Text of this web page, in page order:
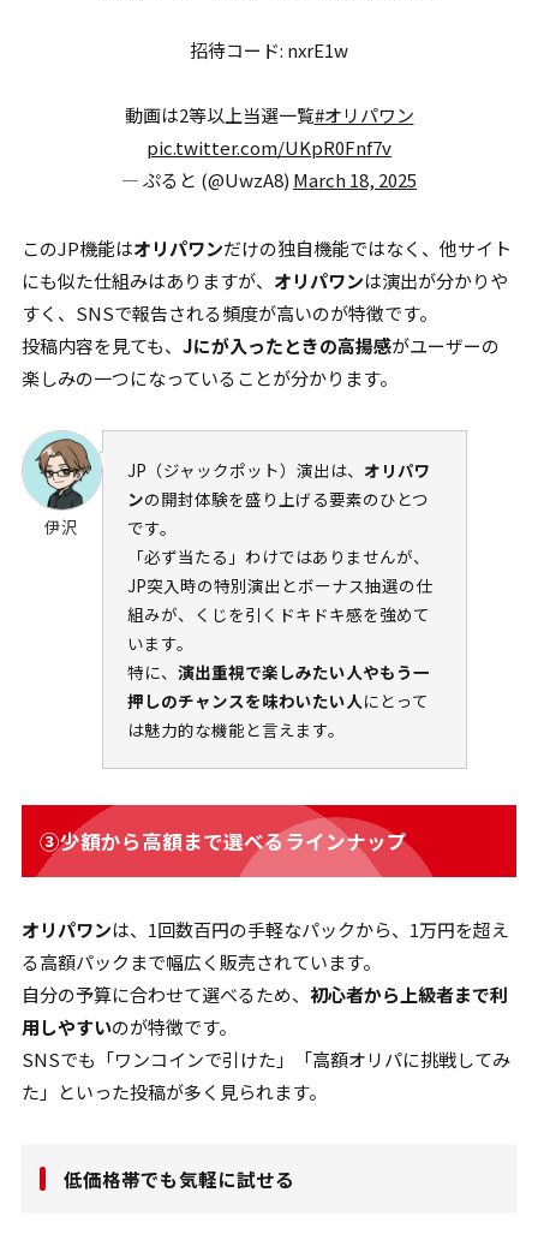
招待コード: nxrE1w
動画は2等以上当選一覧#オリパワン
pic.twitter.com/UKpR0Fnf7v
— ぷると (@UwzA8) March 18, 2025
このJP機能はオリパワンだけの独自機能ではなく、他サイト
にも似た仕組みはありますが、 オリパワンは演出が分かりや
すく、SNSで報告される頻度が高いのが特徴です。
投稿内容を見ても、 Jにが入ったときの高揚感がユーザーの
楽しみの一つになっていることが分かります。
伊沢
JP（ジャックポット）演出は、 オリパワ
ンの開封体験を盛り上げる要素のひとつ
です。
「必ず当たる」わけではありませんが、
JP突入時の特別演出とボーナス抽選の仕
組みが、くじを引くドキドキ感を強めて
います。
特に、 演出重視で楽しみたい人やもう一
押しのチャンスを味わいたい人にとって
は魅力的な機能と言えます。
③少額から高額まで選べるラインナップ
オリパワンは、1回数百円の手軽なパックから、1万円を超え
る高額パックまで幅広く販売されています。
自分の予算に合わせて選べるため、 初心者から上級者まで利
用しやすいのが特徴です。
SNSでも「ワンコインで引けた」「高額オリパに挑戦してみ
た」といった投稿が多く見られます。
低価格帯でも気軽に試せる